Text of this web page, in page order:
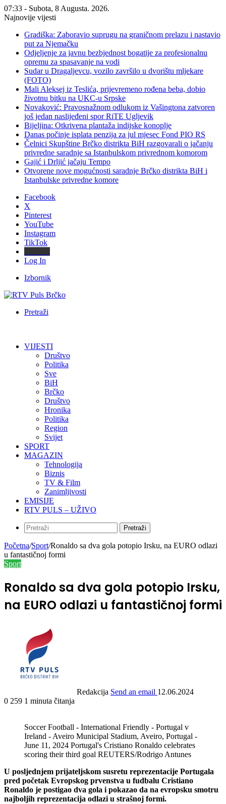
07:33 - Subota, 8 Augusta. 2026.
Najnovije vijesti
Gradiška: Zaboravio suprugu na graničnom prelazu i nastavio
put za Njemačku
Odjeljenje za javnu bezbjednost bogatije za profesionalnu
opremu za spasavanje na vodi
Sudar u Dragaljevcu, vozilo završilo u dvorištu mljekare
(FOTO)
Mali Aleksej iz Teslića, prijevremeno rođena beba, dobio
životnu bitku na UKC-u Srpske
Novaković: Pravosnažnom odlukom iz Vašingtona zatvoren
još jedan naslijeđeni spor RiTE Ugljevik
Bijeljina: Otkrivena plantaža indijske konoplje
Danas počinje isplata penzija za jul mjesec Fond PIO RS
Čelnici Skupštine Brčko distrikta BiH razgovarali o jačanju
privredne saradnje sa Istanbulskom privrednom komorom
Gajić i Drljić jačaju Tempo
Otvorene nove mogućnosti saradnje Brčko distrikta BiH i
Istanbulske privredne komore
Facebook
X
Pinterest
YouTube
Instagram
TikTok
Log In
Izbornik
Pretraži
VIJESTI
Društvo
Politika
Sve
BiH
Brčko
Društvo
Hronika
Politika
Region
Svijet
SPORT
MAGAZIN
Tehnologija
Biznis
TV & Film
Zanimljivosti
EMISIJE
RTV PULS – UŽIVO
Pretraži
Početna/Sport/Ronaldo sa dva gola potopio Irsku, na EURO odlazi
u fantastičnoj formi
Sport
Ronaldo sa dva gola potopio Irsku,
na EURO odlazi u fantastičnoj formi
Redakcija Send an email 12.06.2024
0 259 1 minuta čitanja
Soccer Football - International Friendly - Portugal v
Ireland - Aveiro Municipal Stadium, Aveiro, Portugal -
June 11, 2024 Portugal's Cristiano Ronaldo celebrates
scoring their third goal REUTERS/Rodrigo Antunes
U posljednjem prijateljskom susretu reprezentacije Portugala
pred početak Evropskog prvenstva u fudbalu Cristiano
Ronaldo je postigao dva gola i pokazao da na evropsku smotru
najboljih reprezentacija odlazi u strašnoj formi.